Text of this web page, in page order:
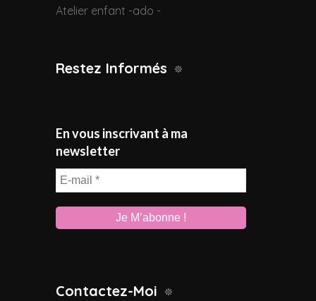
Atelier enfant -ado -
Restez Informés
En vous inscrivant à ma
newsletter
E-
mail
*
Contactez-Moi